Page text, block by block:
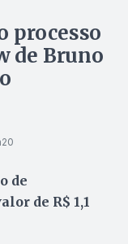
processo
de Bruno
de
de R$ 1,1